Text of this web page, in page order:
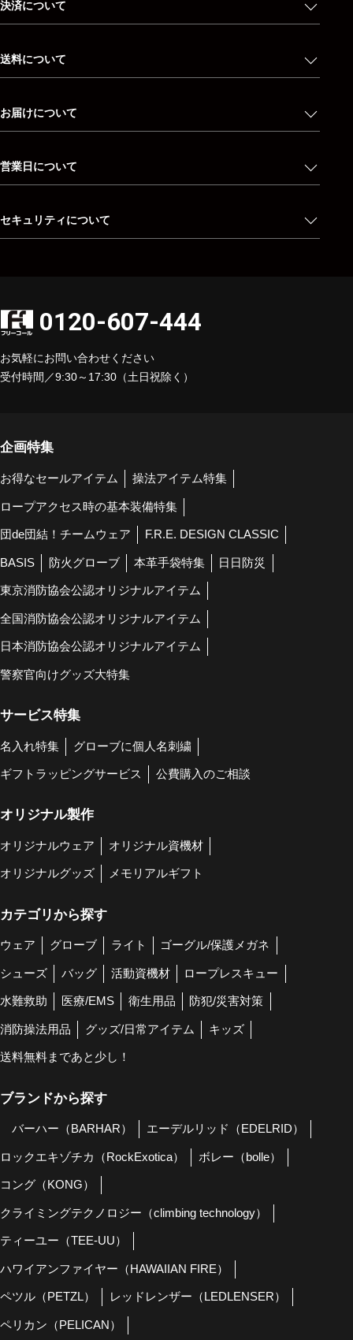
決済について
送料について
お届けについて
営業日について
セキュリティについて
0120-607-444
お気軽にお問い合わせください
受付時間／9:30～17:30（土日祝除く）
企画特集
お得なセールアイテム 操法アイテム特集
ロープアクセス時の基本装備特集
団de団結！チームウェア F.R.E. DESIGN CLASSIC
BASIS 防火グローブ 本革手袋特集 日日防災
東京消防協会公認オリジナルアイテム
全国消防協会公認オリジナルアイテム
日本消防協会公認オリジナルアイテム
警察官向けグッズ大特集
サービス特集
名入れ特集 グローブに個人名刺繍
ギフトラッピングサービス 公費購入のご相談
オリジナル製作
オリジナルウェア オリジナル資機材
オリジナルグッズ メモリアルギフト
カテゴリから探す
ウェア グローブ ライト ゴーグル/保護メガネ
シューズ バッグ 活動資機材 ロープレスキュー
水難救助 医療/EMS 衛生用品 防犯/災害対策
消防操法用品 グッズ/日常アイテム キッズ
送料無料まであと少し！
ブランドから探す
バーハー（BARHAR） エーデルリッド（EDELRID）
ロックエキゾチカ（RockExotica） ボレー（bolle）
コング（KONG）
クライミングテクノロジー（climbing technology）
ティーユー（TEE-UU）
ハワイアンファイヤー（HAWAIIAN FIRE）
ペツル（PETZL） レッドレンザー（LEDLENSER）
ペリカン（PELICAN）